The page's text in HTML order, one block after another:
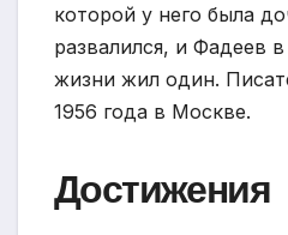
которой у него была
развалился, и Фадеев
жизни жил один.
1956 года в Москве.
Достижения